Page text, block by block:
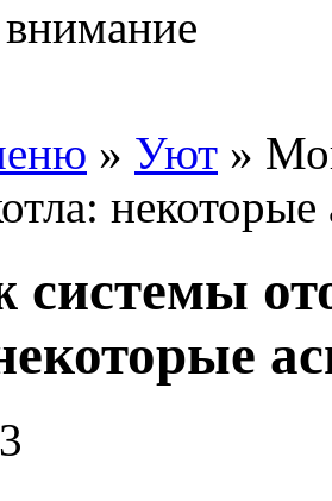
» Уют »
некоторые